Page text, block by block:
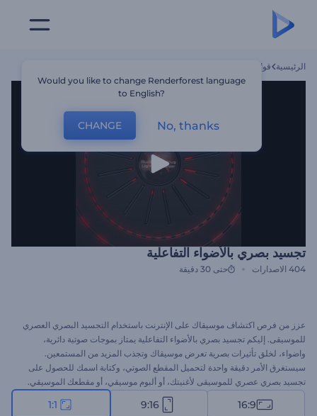
الرئيسية قوالب
تجسيد بصري بالأضواء التفاعلية
404 الاصدارات حتى 30 دقيقة
عزز من فرص اكتشاف موسيقاك على الإنترنت باستخدام التجسيد البصري العصري
للموسيقى. إليكم تجسيد بصري بالأضواء التفاعلية يمتاز بموجات صوتية دائرية،
واضواء، لخلق تأثيرات بصرية تعرض موسيقاك وتجذب المزيد من المستمعين.
سيستغرق الأمر دقيقة واحدة لتحميل المقطع الصوتي، وكتابة اسمك للحصول على
تجسيد بصري عصري للموسيقى لأغنيتك، أو ألبوم موسيقي، أو مقطعك الموسيقي.
سيكون مناسبًا بشكل مثالي لموسيقى التكنو والرقص والهيب هبو والعروض
الترويجية الإلكترونية للموسيقى، وحتى العروض الصوتية المباشرة. كن مبدعًا لتأخذ
16:9
9:16
1:1
Would you like to change Renderforest language
to English?
CHANGE No, thanks